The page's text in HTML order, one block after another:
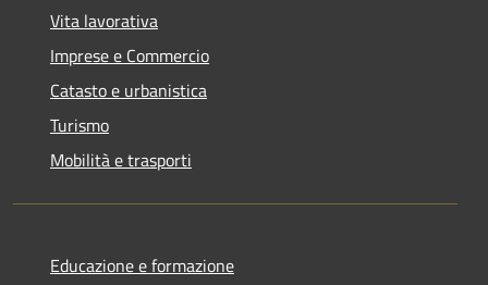
Vita lavorativa
Imprese e Commercio
Catasto e urbanistica
Turismo
Mobilità e trasporti
Educazione e formazione